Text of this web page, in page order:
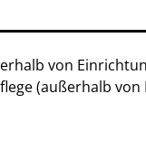
von
(außerhalb